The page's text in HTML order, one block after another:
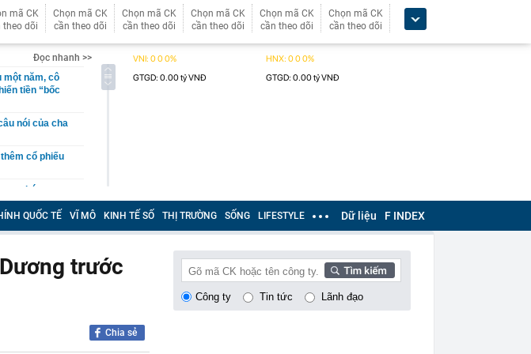
mã CK
theo dõi
Chọn mã CK
cần theo dõi
Chọn mã CK
cần theo dõi
Chọn mã CK
cần theo dõi
Chọn mã CK
cần theo dõi
Chọn mã CK
cần theo dõi
Đọc nhanh >>
một năm, cô
tiền “bốc
nói của cha
cổ phiếu
tư chứng
Petrolimex,
"lăn chốt", cổ
QUỐC TẾ VĨ MÔ KINH TẾ SỐ THỊ TRƯỜNG SỐNG LIFESTYLE Dữ liệu F INDEX
trước
Chia sẻ
Công ty Tin tức Lãnh đạo